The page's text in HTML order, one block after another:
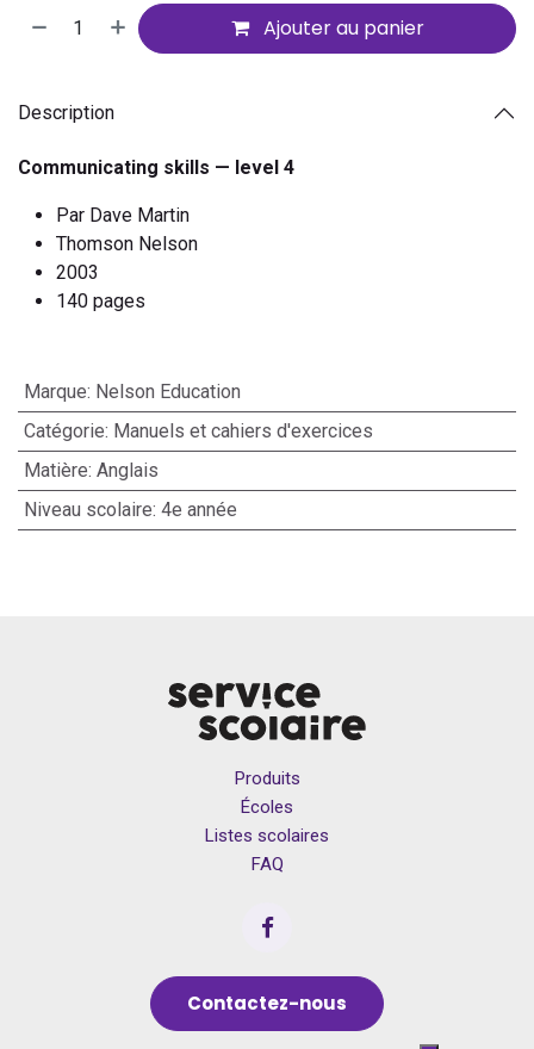
Ajouter au panier
Description
Communicating skills — level 4
Par Dave Martin
Thomson Nelson
2003
140 pages
Marque: Nelson Education
Catégorie: Manuels et cahiers d'exercices
Matière: Anglais
Niveau scolaire: 4e année
Produits
Écoles
Listes scolaires
FAQ
Contactez-nous